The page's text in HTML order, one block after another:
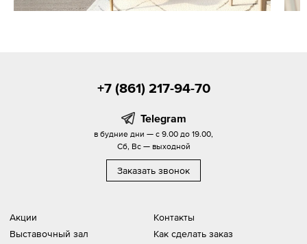
Акции
Выставочный зал
Контакты
Как сделать заказ
+7 (861) 217-94-70
Telegram
в будние дни — с 9.00 до 19.00,
Сб, Вс — выходной
Заказать звонок